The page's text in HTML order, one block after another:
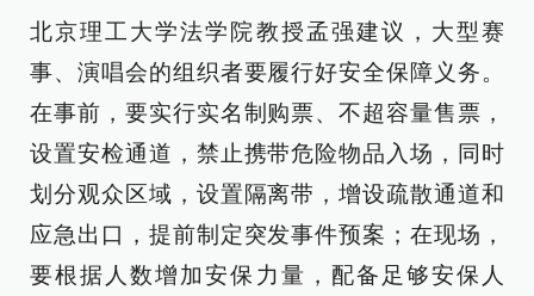
北京理工大学法学院教授孟强建议，大型赛
事、演唱会的组织者要履行好安全保障义务。
在事前，要实行实名制购票、不超容量售票，
设置安检通道，禁止携带危险物品入场，同时
划分观众区域，设置隔离带，增设疏散通道和
应急出口，提前制定突发事件预案；在现场，
要根据人数增加安保力量，配备足够安保人